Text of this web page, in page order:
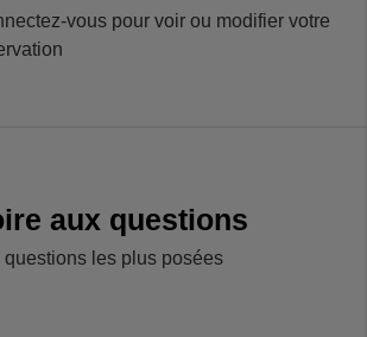
vous pour voir ou modifier votre
aux questions
questions les plus posées